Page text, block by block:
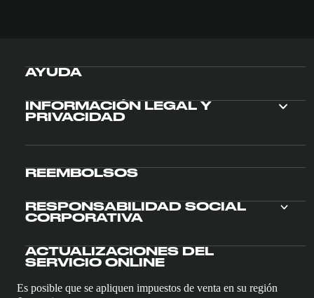
AYUDA
INFORMACIÓN LEGAL Y
PRIVACIDAD
REEMBOLSOS
RESPONSABILIDAD SOCIAL
CORPORATIVA
ACTUALIZACIONES DEL
SERVICIO ONLINE
Es posible que se apliquen impuestos de venta en su región